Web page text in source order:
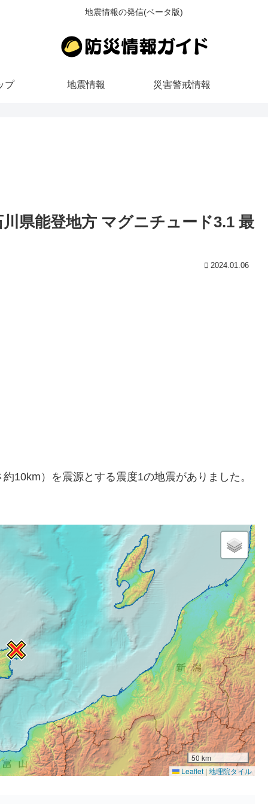
地震情報の発信(ベータ版)
プ 地震情報 災害警戒情報
県能登地方 マグニチュード3.1 最
2024.01.06
10km）を震源とする震度1の地震がありました。
50 km
Leaflet | 地理院タイル